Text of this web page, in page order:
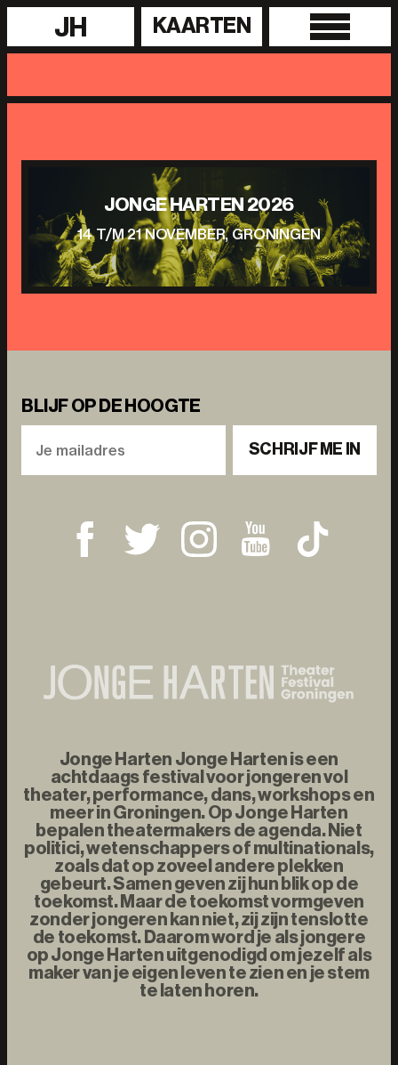
JH KAARTEN
JONGE HARTEN 2026
14 T/M 21 NOVEMBER, GRONINGEN
BLIJF OP DE HOOGTE
SCHRIJF ME IN
Jonge Harten Jonge Harten is een
achtdaags festival voor jongeren vol
theater, performance, dans, workshops en
meer in Groningen. Op Jonge Harten
bepalen theatermakers de agenda. Niet
politici, wetenschappers of multinationals,
zoals dat op zoveel andere plekken
gebeurt. Samen geven zij hun blik op de
toekomst. Maar de toekomst vormgeven
zonder jongeren kan niet, zij zijn tenslotte
de toekomst. Daarom word je als jongere
op Jonge Harten uitgenodigd om jezelf als
maker van je eigen leven te zien en je stem
te laten horen.